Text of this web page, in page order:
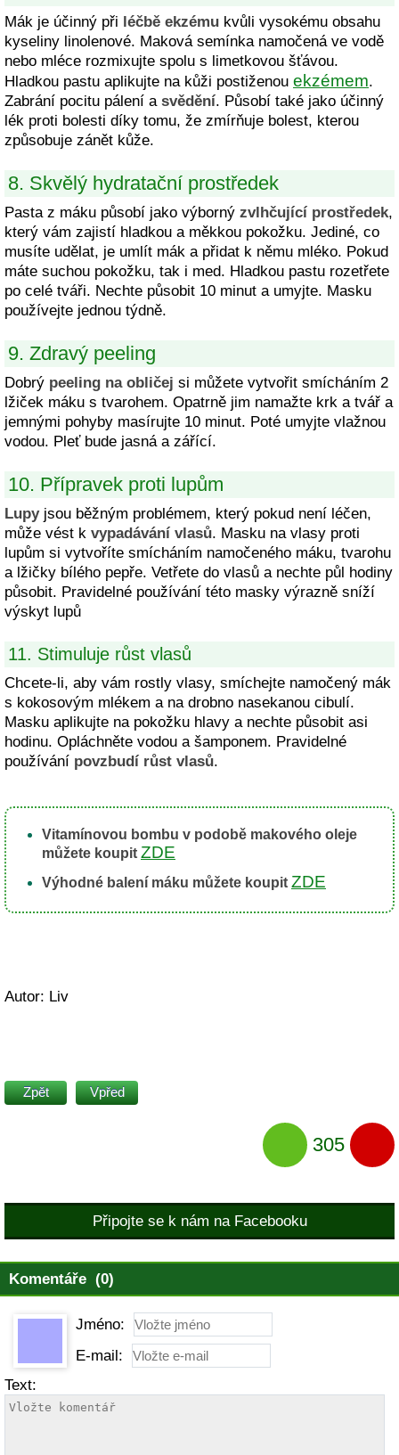
Mák je účinný při léčbě ekzému kvůli vysokému obsahu
kyseliny linolenové. Maková semínka namočená ve vodě
nebo mléce rozmixujte spolu s limetkovou šťávou.
Hladkou pastu aplikujte na kůži postiženou ekzémem.
Zabrání pocitu pálení a svědění. Působí také jako účinný
lék proti bolesti díky tomu, že zmírňuje bolest, kterou
způsobuje zánět kůže.
8. Skvělý hydratační prostředek
Pasta z máku působí jako výborný zvlhčující prostředek,
který vám zajistí hladkou a měkkou pokožku. Jediné, co
musíte udělat, je umlít mák a přidat k němu mléko. Pokud
máte suchou pokožku, tak i med. Hladkou pastu rozetřete
po celé tváři. Nechte působit 10 minut a umyjte. Masku
používejte jednou týdně.
9. Zdravý peeling
Dobrý peeling na obličej si můžete vytvořit smícháním 2
lžiček máku s tvarohem. Opatrně jim namažte krk a tvář a
jemnými pohyby masírujte 10 minut. Poté umyjte vlažnou
vodou. Pleť bude jasná a zářící.
10. Přípravek proti lupům
Lupyjsou běžným problémem, který pokud není léčen,
může vést k vypadávání vlasů. Masku na vlasy proti
lupům si vytvoříte smícháním namočeného máku, tvarohu
a lžičky bílého pepře. Vetřete do vlasů a nechte půl hodiny
působit. Pravidelné používání této masky výrazně sníží
výskyt lupů
11. Stimuluje růst vlasů
Chcete-li, aby vám rostly vlasy, smíchejte namočený mák
s kokosovým mlékem a na drobno nasekanou cibulí.
Masku aplikujte na pokožku hlavy a nechte působit asi
hodinu. Opláchněte vodou a šamponem. Pravidelné
používání povzbudí růst vlasů.
Vitamínovou bombu v podobě makového oleje
můžete koupit ZDE
Výhodné balení máku můžete koupit ZDE
Autor: Liv
Zpět Vpřed
305
Připojte se k nám na Facebooku
Komentáře (0)
Jméno:
E-mail:
Text: